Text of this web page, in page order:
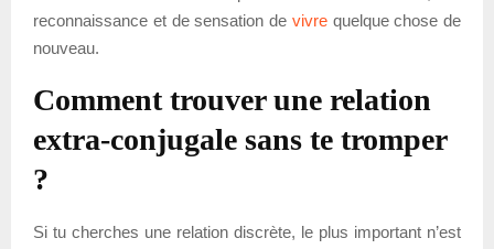
reconnaissance et de sensation de vivrequelque chose de
nouveau.
Comment trouver une relation
extra-conjugale sans te tromper
?
Si tu cherches une relation discrète, le plus important n’est